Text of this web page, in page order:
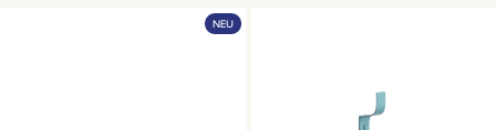
gestaltet, bieten sie eine einfache, aber elegante
Möglichkeit, Ihren Küchenraum zu optimieren.
NEU